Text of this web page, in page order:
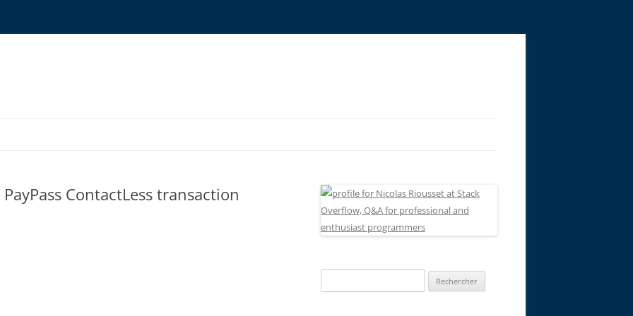
ContactLess transaction